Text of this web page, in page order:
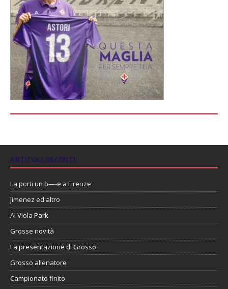
ARTICOLI RECENTI
La porti un b—-e a Firenze
Jimenez ed altro
Al Viola Park
Grosse novità
La presentazione di Grosso
Grosso allenatore
Campionato finito